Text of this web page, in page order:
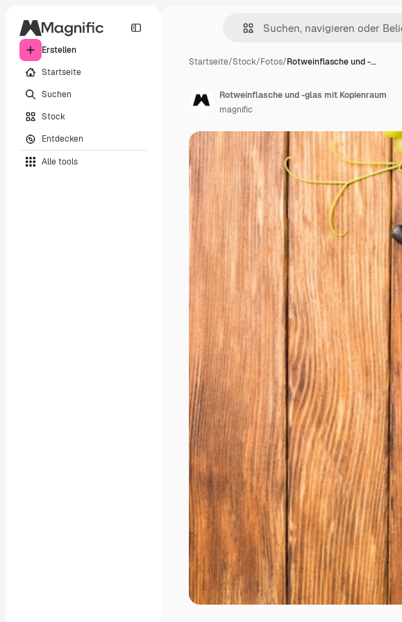
Erstellen
Startseite
Suchen
Stock
Entdecken
Alle tools
Startseite/Stock/Fotos/Rotweinflasche und -…
Rotweinflasche und -glas mit Kopienraum
magnific